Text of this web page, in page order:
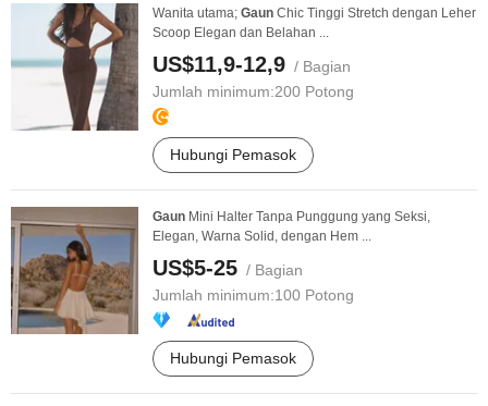
Wanita utama; Gaun Chic Tinggi Stretch dengan Leher
Scoop Elegan dan Belahan ...
US$11,9-12,9 / Bagian
Jumlah minimum:200 Potong
Hubungi Pemasok
Gaun Mini Halter Tanpa Punggung yang Seksi,
Elegan, Warna Solid, dengan Hem ...
US$5-25 / Bagian
Jumlah minimum:100 Potong
Hubungi Pemasok